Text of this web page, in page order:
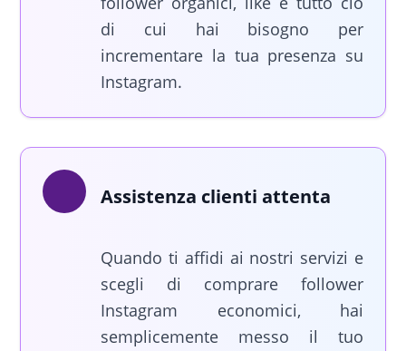
di cui hai bisogno per
incrementare la tua presenza su
Instagram.
Assistenza clienti attenta
Quando ti affidi ai nostri servizi e
scegli di comprare follower
Instagram economici, hai
semplicemente messo il tuo